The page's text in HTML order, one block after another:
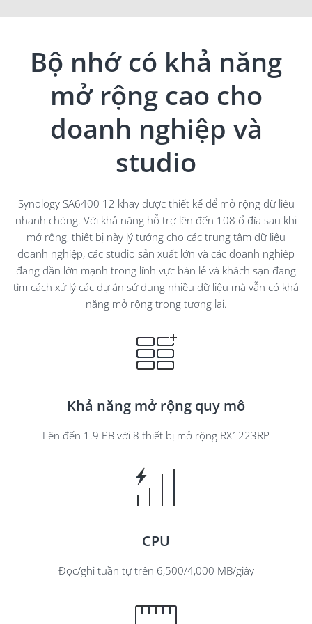
năng
Máy chủ sao lưu trung tâm
Nền tảng ứng dụng kinh doanh
Máy chủ tập tin linh hoạt
Bộ công cụ đám mây riêng tư để chia sẻ tập tin
Triển khai SMB/NFS theo quy mô
Đồng bộ hóa hiệu quả trên nhiều địa điểm qua nền
tảng đám mây
Máy chủ sao lưu trung tâm
Sao lưu bare-metal cho PC, máy chủ và máy ảo
Điểm đến sao lưu cho lượt chia sẻ và LUN
Sao lưu bare-metal cho hệ thống Synology
Nền tảng ứng dụng kinh doanh
Giám sát và quản lý tập trung
Central Management System (CMS)
Hiệu suất được hỗ trợ bởi ổ cứng Synology
Nhiều lợi ích hơn với DiskStation Manager
Bộ nhớ có khả năng
mở rộng cao cho
doanh nghiệp và
studio
Synology SA6400 12 khay được thiết kế để mở rộng dữ liệu
nhanh chóng. Với khả năng hỗ trợ lên đến 108 ổ đĩa sau khi
mở rộng, thiết bị này lý tưởng cho các trung tâm dữ liệu
doanh nghiệp, các studio sản xuất lớn và các doanh nghiệp
đang dần lớn mạnh trong lĩnh vực bán lẻ và khách sạn đang
tìm cách xử lý các dự án sử dụng nhiều dữ liệu mà vẫn có khả
năng mở rộng trong tương lai.
Khả năng mở rộng quy mô
Lên đến 1.9 PB với 8 thiết bị mở rộng RX1223RP
CPU
Đọc/ghi tuần tự trên 6,500/4,000 MB/giây